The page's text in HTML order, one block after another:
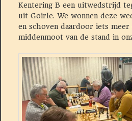
Kentering B een uitwedstrijd
uit Goirle. We wonnen deze
en schoven daardoor iets
middenmoot van de stand in